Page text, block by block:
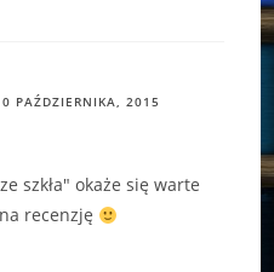
PAŹDZIERNIKA, 2015
szkła" okaże się warte
recenzję